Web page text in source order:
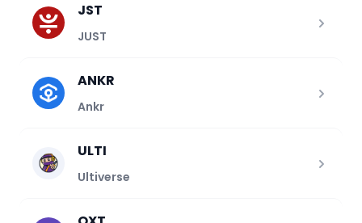
JST
JUST
ANKR
Ankr
ULTI
Ultiverse